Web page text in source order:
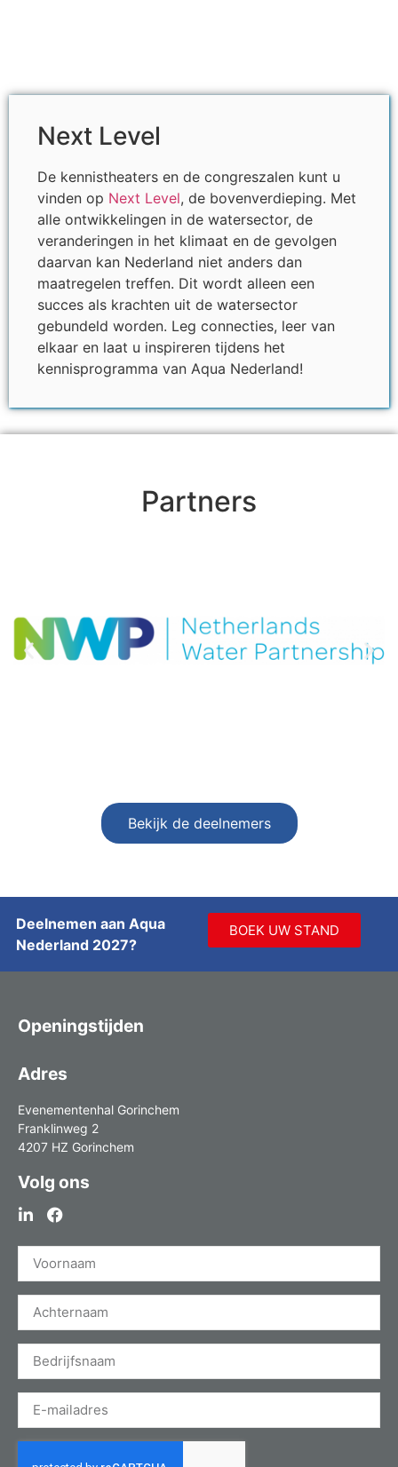
Next Level
De kennistheaters en de congreszalen kunt u
vinden op Next Level, de bovenverdieping. Met
alle ontwikkelingen in de watersector, de
veranderingen in het klimaat en de gevolgen
daarvan kan Nederland niet anders dan
maatregelen treffen. Dit wordt alleen een
succes als krachten uit de watersector
gebundeld worden. Leg connecties, leer van
elkaar en laat u inspireren tijdens het
kennisprogramma van Aqua Nederland!
Partners
Bekijk de deelnemers
Deelnemen aan Aqua
Nederland 2027?
BOEK UW STAND
Openingstijden
Adres
Evenementenhal Gorinchem
Franklinweg 2
4207 HZ Gorinchem
Volg ons